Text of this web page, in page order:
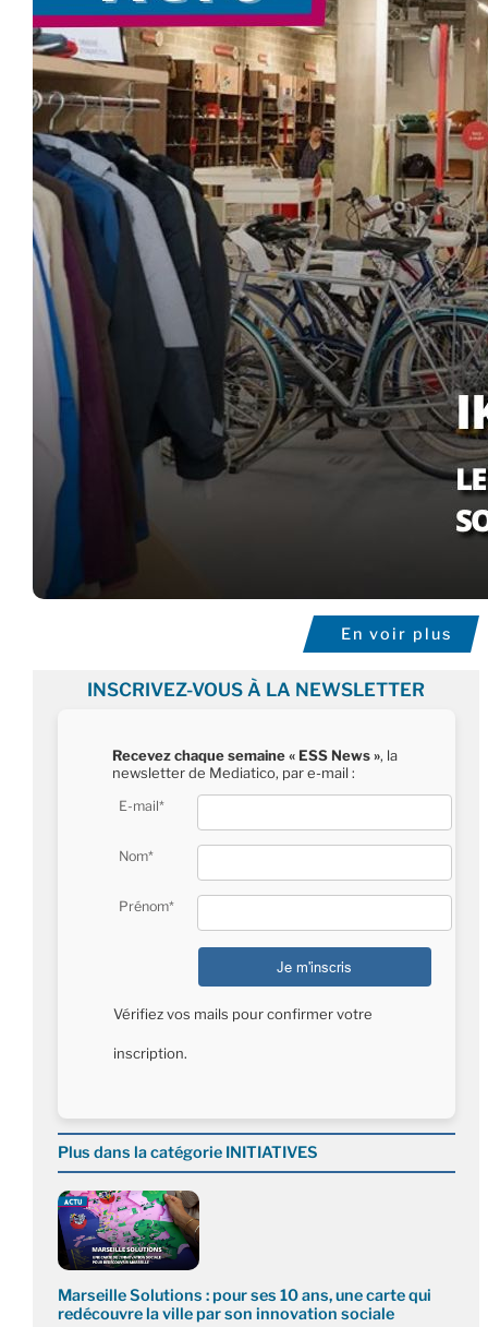
En voir plus
INSCRIVEZ-VOUS À LA NEWSLETTER
Recevez chaque semaine « ESS News », la
newsletter de Mediatico, par e-mail :
E-mail*
Nom*
Prénom*
Vérifiez vos mails pour confirmer votre
inscription.
Plus dans la catégorie INITIATIVES
Marseille Solutions : pour ses 10 ans, une carte qui
redécouvre la ville par son innovation sociale